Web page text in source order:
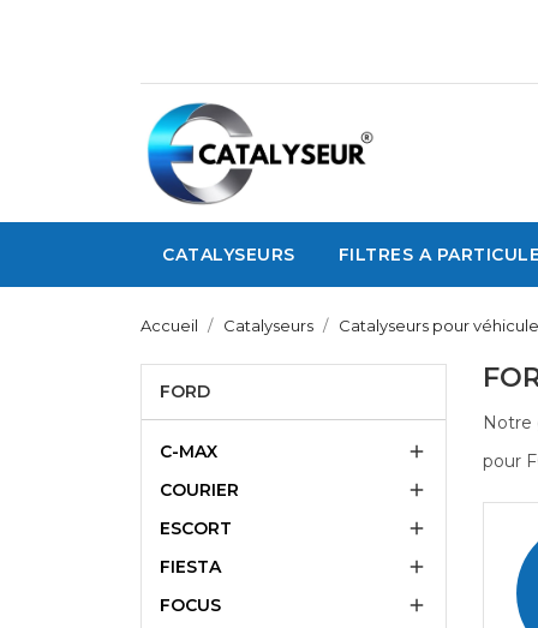
CATALYSEURS FILTRES A
Accueil Catalyseurs Catalyseurs pour
FORD
C-MAX

COURIER

ESCORT

FIESTA

FOCUS

Notre
pour